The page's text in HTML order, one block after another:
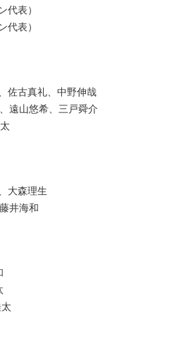
表）
表）
佐古真礼、中野伸哉
遠山悠希、三戸舜介
大森理生
井海和